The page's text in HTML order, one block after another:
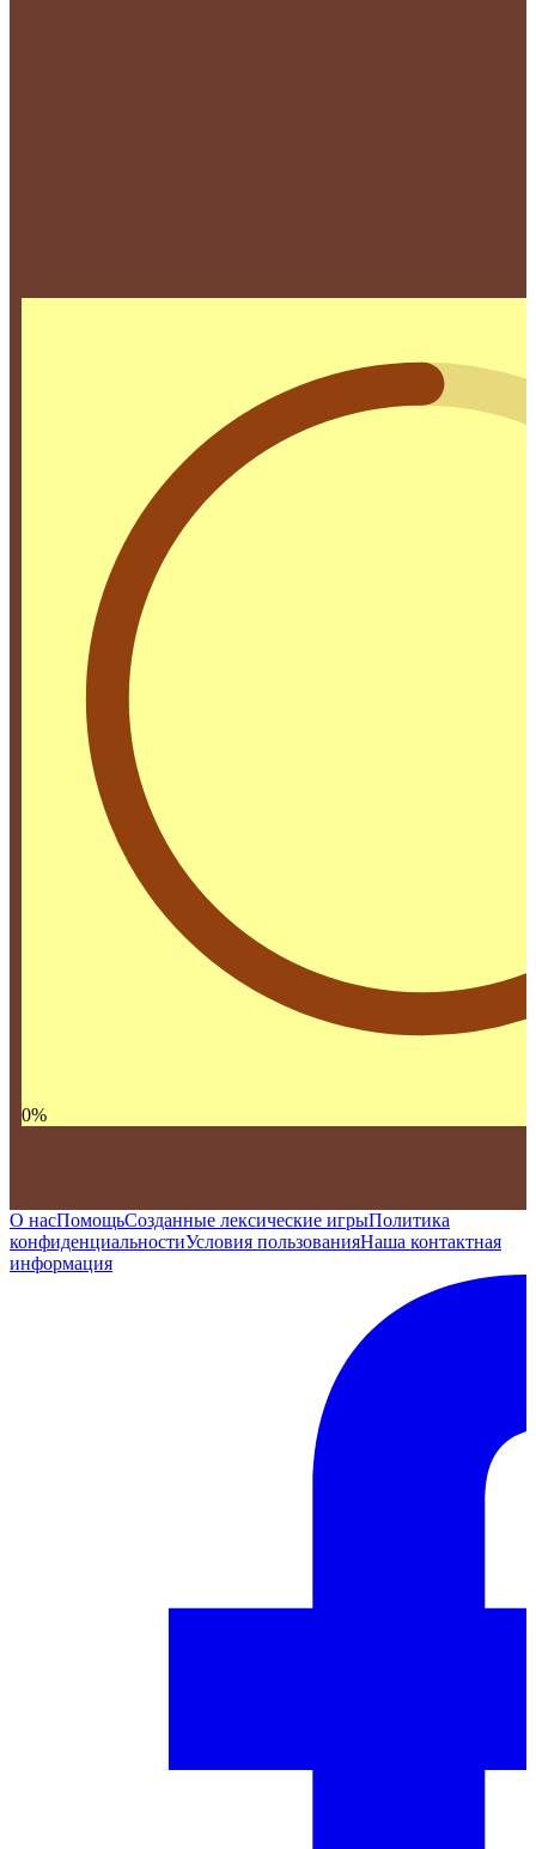
0%
О насПомощьСозданные лексические игрыПолитика
конфиденциальностиУсловия пользованияНаша контактная
информация